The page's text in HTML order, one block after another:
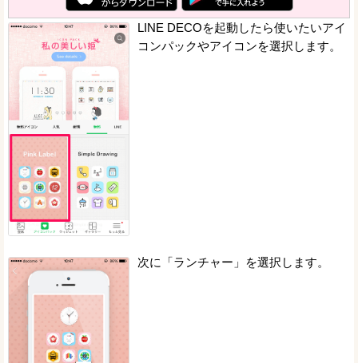
LINE DECOを起動したら使いたいアイ
コンパックやアイコンを選択します。
次に「ランチャー」を選択します。